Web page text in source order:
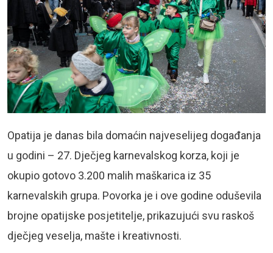
Opatija je danas bila domaćin najveselijeg događanja
u godini – 27. Dječjeg karnevalskog korza, koji je
okupio gotovo 3.200 malih maškarica iz 35
karnevalskih grupa. Povorka je i ove godine oduševila
brojne opatijske posjetitelje, prikazujući svu raskoš
dječjeg veselja, mašte i kreativnosti.